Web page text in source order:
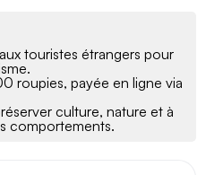
touristes étrangers pour
roupies, payée en ligne via
culture, nature et à
comportements.